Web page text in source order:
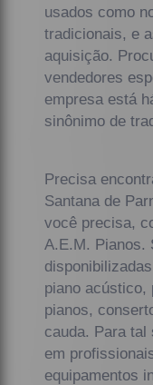
usados como
tradicionais, e
aquisição.
vendedores
empresa está
sinônimo de
Precisa
Santana de
você precisa,
A.E.M. Pianos.
piano acústico,
pianos,
cauda. Para
em
equipamentos